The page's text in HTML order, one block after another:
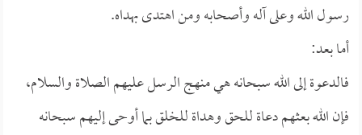
رسول الله وعلى آله وأصحابه ومن اهتدى بهداه.
أما بعد:
فالدعوة إلى الله سبحانه هي منهج الرسل عليهم الصلاة والسلام،
فإن الله بعثهم دعاة للحق وهداة للخلق بما أوحى إليهم سبحانه